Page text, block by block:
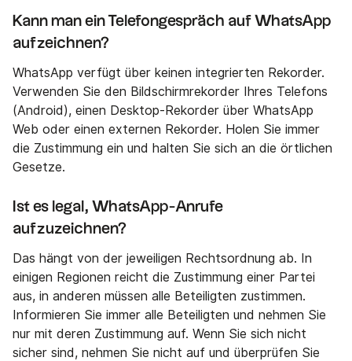
Kann man ein Telefongespräch auf WhatsApp
aufzeichnen?
WhatsApp verfügt über keinen integrierten Rekorder.
Verwenden Sie den Bildschirmrekorder Ihres Telefons
(Android), einen Desktop-Rekorder über WhatsApp
Web oder einen externen Rekorder. Holen Sie immer
die Zustimmung ein und halten Sie sich an die örtlichen
Gesetze.
Ist es legal, WhatsApp-Anrufe
aufzuzeichnen?
Das hängt von der jeweiligen Rechtsordnung ab. In
einigen Regionen reicht die Zustimmung einer Partei
aus, in anderen müssen alle Beteiligten zustimmen.
Informieren Sie immer alle Beteiligten und nehmen Sie
nur mit deren Zustimmung auf. Wenn Sie sich nicht
sicher sind, nehmen Sie nicht auf und überprüfen Sie